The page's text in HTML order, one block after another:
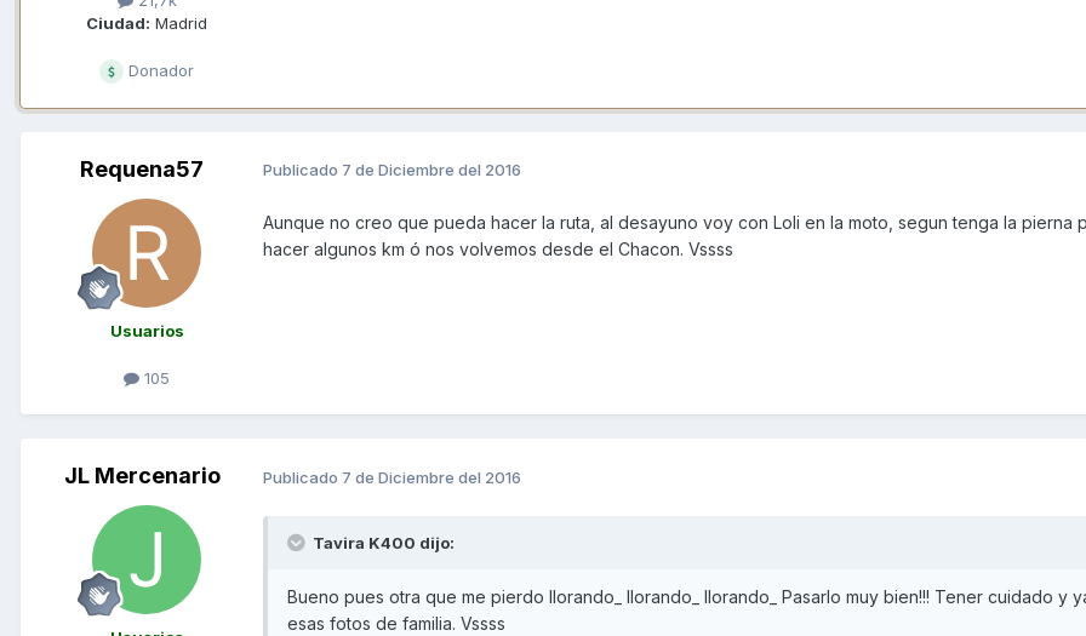
Ciudad: Madrid
Donador
Requena57
Usuarios
105
Publicado 7 de Diciembre del 2016
Aunque no creo que pueda hacer la ruta, al desayuno voy con Loli en la moto, segun tenga la pierna
hacer algunos km ó nos volvemos desde el Chacon. Vssss
JL Mercenario Publicado 7 de Diciembre del 2016
Tavira K400 dijo:
Bueno pues otra que me pierdo llorando_ llorando_ llorando_ Pasarlo muy bien!!! Tener cuidado y
esas fotos de familia. Vssss